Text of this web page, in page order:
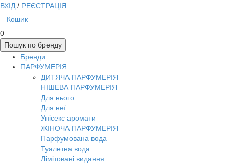
ВХІД / РЕЄСТРАЦІЯ
Кошик
0
Пошук по бренду
Бренди
ПАРФУМЕРІЯ
ДИТЯЧА ПАРФУМЕРІЯ
НІШЕВА ПАРФУМЕРІЯ
Для нього
Для неї
Унісекс аромати
ЖІНОЧА ПАРФУМЕРІЯ
Парфумована вода
Туалетна вода
Лімітовані видання